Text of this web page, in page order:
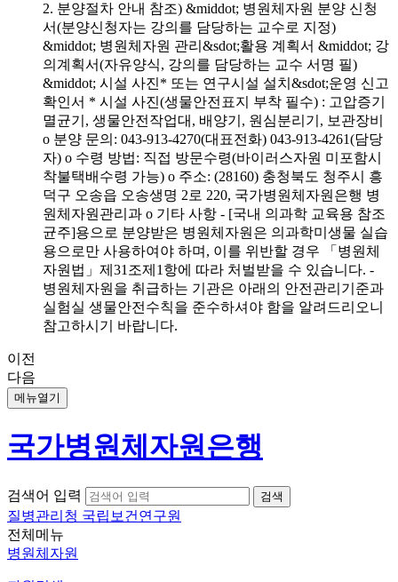
2. 분양절차 안내 참조) &middot; 병원체자원 분양 신청
서(분양신청자는 강의를 담당하는 교수로 지정)
&middot; 병원체자원 관리&sdot;활용 계획서 &middot; 강
의계획서(자유양식, 강의를 담당하는 교수 서명 필)
&middot; 시설 사진* 또는 연구시설 설치&sdot;운영 신고
확인서 * 시설 사진(생물안전표지 부착 필수) : 고압증기
멸균기, 생물안전작업대, 배양기, 원심분리기, 보관장비
o 분양 문의: 043-913-4270(대표전화) 043-913-4261(담당
자) o 수령 방법: 직접 방문수령(바이러스자원 미포함시
착불택배수령 가능) o 주소: (28160) 충청북도 청주시 흥
덕구 오송읍 오송생명 2로 220, 국가병원체자원은행 병
원체자원관리과 o 기타 사항 - [국내 의과학 교육용 참조
균주]용으로 분양받은 병원체자원은 의과학미생물 실습
용으로만 사용하여야 하며, 이를 위반할 경우 「병원체
자원법」제31조제1항에 따라 처벌받을 수 있습니다. -
병원체자원을 취급하는 기관은 아래의 안전관리기준과
실험실 생물안전수칙을 준수하셔야 함을 알려드리오니
참고하시기 바랍니다.
이전
다음
메뉴열기
국가병원체자원은행
검색어 입력
질병관리청 국립보건연구원
전체메뉴
병원체자원